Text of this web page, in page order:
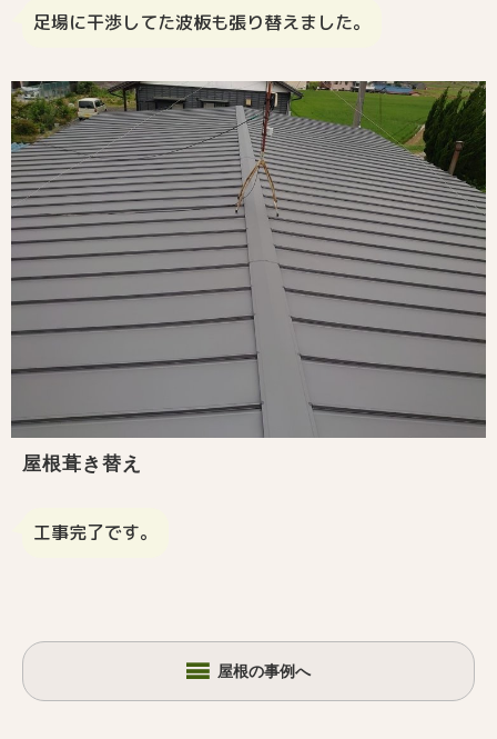
足場に干渉してた波板も張り替えました。
屋根葺き替え
工事完了です。
屋根の事例へ